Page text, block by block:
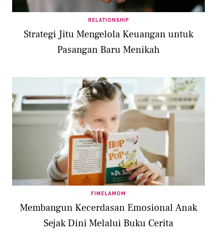
RELATIONSHIP
Strategi Jitu Mengelola Keuangan untuk
Pasangan Baru Menikah
FIMELAMOM
Membangun Kecerdasan Emosional Anak
Sejak Dini Melalui Buku Cerita